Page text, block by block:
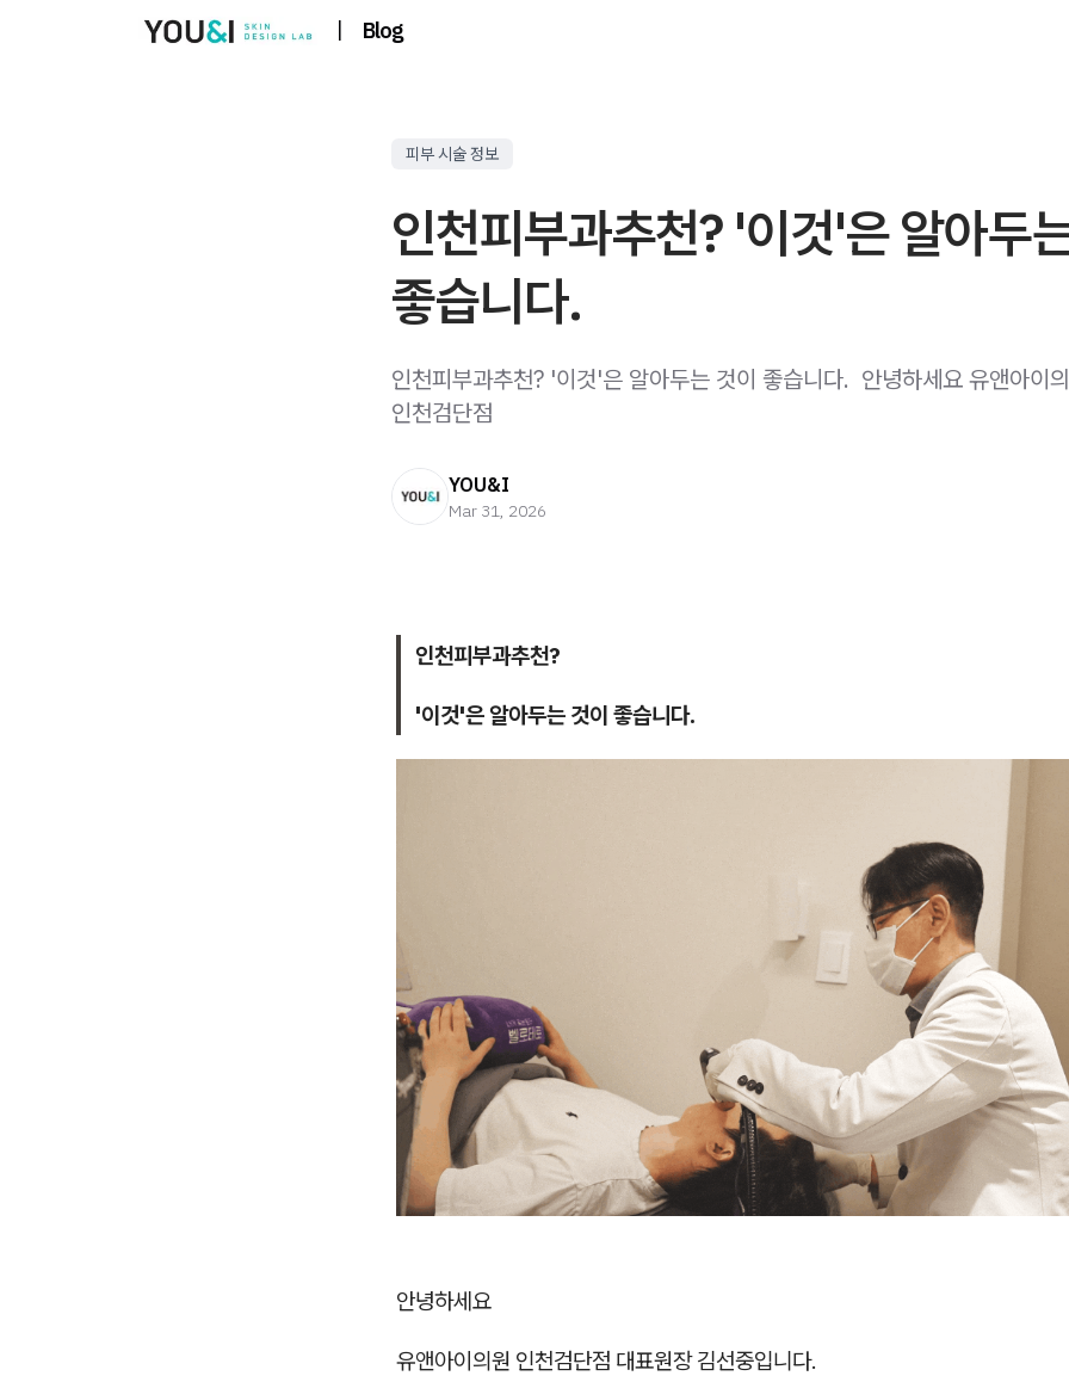
| Blog
피부 시술 정보
인천피부과추천? '이것'은 알아두
좋습니다.
인천피부과추천? '이것'은 알아두는 것이 좋습니다. ​ 안녕하세요 유앤아이
인천검단점
YOU&I
Mar 31, 2026
인천피부과추천?
'이것'은 알아두는 것이 좋습니다.
안녕하세요
유앤아이의원 인천검단점 대표원장 김선중입니다.